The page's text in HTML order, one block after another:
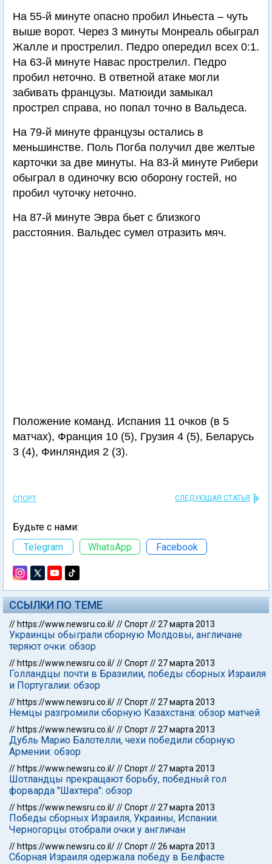
На 55-й минуте опасно пробил Иньеста – чуть
выше ворот. Через 3 минуты Монреаль обыграл
Жалле и прострелил. Педро опередил всех 0:1.
На 63-й минуте Навас прострелил. Педро
пробил неточно. В ответной атаке могли
забивать французы. Матюиди замыкал
прострел справа, но попал точно в Вальдеса.
На 79-й минуте французы остались в
меньшинстве. Поль Погба получил две желтые
карточки за две минуты. На 83-й минуте Рибери
обыграл в одиночку всю оборону гостей, но
пробил чуточку неточно.
На 87-й минуте Эвра бьет с близкого
расстояния. Вальдес сумел отразить мяч.
Положение команд. Испания 11 очков (в 5
матчах), Франция 10 (5), Грузия 4 (5), Беларусь
3 (4), Финляндия 2 (3).
СПОРТ СЛЕДУЮЩАЯ СТАТЬЯ
Будьте с нами:
Telegram
WhatsApp Facebook
ССЫЛКИ ПО ТЕМЕ
// https://www.newsru.co.il///Спорт//27 марта 2013
Украинцы обыграли сборную Молдовы, англичане
теряют очки: обзор
// https://www.newsru.co.il///Спорт//27 марта 2013
Голландцы почти в Бразилии, победы сборных Израиля
и Португалии: обзор
// https://www.newsru.co.il///Спорт//27 марта 2013
Немцы разгромили сборную Казахстана: обзор матчей
// https://www.newsru.co.il///Спорт//27 марта 2013
Дубль Марио Балотелли, чехи победили сборную
Армении: обзор
// https://www.newsru.co.il///Спорт//27 марта 2013
Шотландцы прекращают борьбу, победный гол
форварда "Шахтера": обзор
// https://www.newsru.co.il///Спорт//27 марта 2013
Победы сборных Израиля, Украины, Испании.
Черногорцы отобрали очки у англичан
// https://www.newsru.co.il///Спорт//26 марта 2013
Сборная Израиля одержала победу в Белфасте